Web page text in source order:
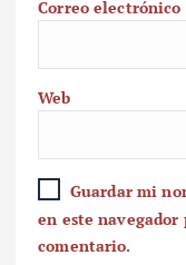
Correo electrónico
Web
Guardar mi
en este
comentario.